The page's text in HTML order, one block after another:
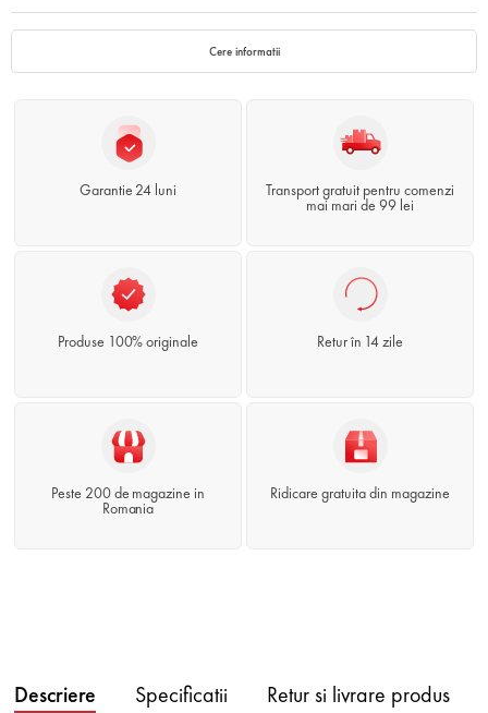
Cere informatii
Garantie 24 luni
Transport gratuit pentru comenzi
mai mari de 99 lei
Produse 100% originale Retur în 14 zile
Peste 200 de magazine in
Romania
Ridicare gratuita din magazine
Descriere Specificatii Retur si livrare produs